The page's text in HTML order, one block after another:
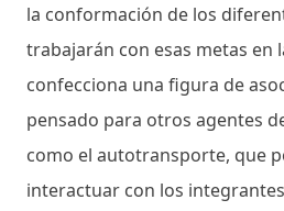
la conformación de los
trabajarán con esas metas en
confecciona una figura de
pensado para otros agentes
como el autotransporte, que
interactuar con los